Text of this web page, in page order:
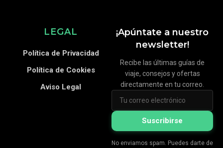
¡Apúntate a nuestro
newsletter!
Recibe las últimas guías de
viaje, consejos y ofertas
directamente en tu correo.
Suscribirse
No enviamos spam. Puedes darte de
LEGAL
Política de Privacidad
Política de Cookies
Aviso Legal